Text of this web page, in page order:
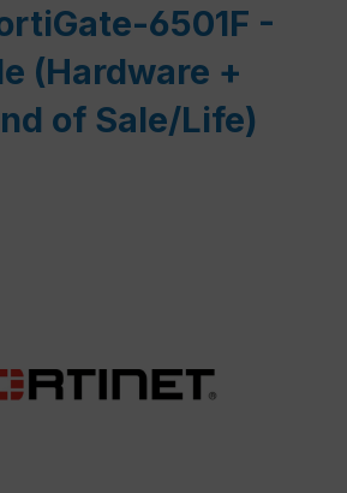
6501F -
(Hardware +
of Sale/Life)